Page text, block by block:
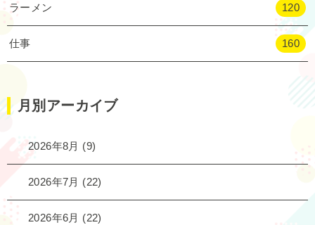
ラーメン 120
仕事 160
月別アーカイブ
2026年8月 (9)
2026年7月 (22)
2026年6月 (22)